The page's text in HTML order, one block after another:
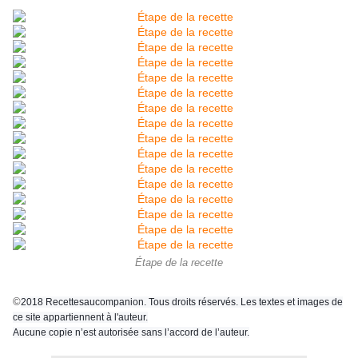
Étape de la recette
©2018 Recettesaucompanion. Tous droits réservés. Les textes et images de
ce site appartiennent à l'auteur.
Aucune copie n’est autorisée sans l’accord de l’auteur.